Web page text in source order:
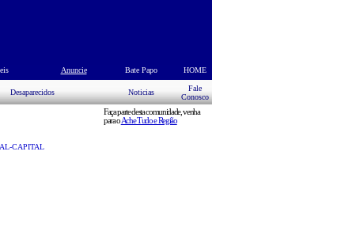
Anuncie Bate Papo HOME
Desaparecidos Noticias
Fale
Conosco
CAPITAL
Faça parte desta comunidade, venha
para oAche Tudo e Região